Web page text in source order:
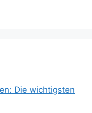
Die wichtigsten